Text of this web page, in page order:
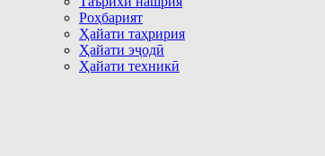
Роҳбарият
Ҳайати таҳририя
Ҳайати эҷодӣ
Ҳайати техникӣ